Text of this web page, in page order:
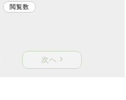
閲覧数
次へ >